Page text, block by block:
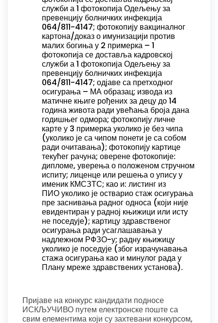
служби а 1 фотокопија Одељењу за
превенцију болничких инфекција
064/811-4147; фотокопију вакциналног
картона/доказ о имунизацији против
малих богиња у 2 примерка – 1
фотокопија се доставља кадровској
служби а 1 фотокопија Одељењу за
превенцију болничких инфекција
064/811-4147; одјаве са претходног
осигурања – МА образац; извода из
матичне књиге рођених за децу до 14
година живота ради увећања броја дана
годишњег одмора; фотокопију личне
карте у 3 примерка уколико је без чипа
(уколико је са чипом понети је са собом
ради очитавања); фотокопију картице
текућег рачуна; оверене фотокопије:
дипломе, уверења о положеном стручном
испиту; лиценце или решења о упису у
именик КМСЗТС; као и: листинг из
ПИО уколико је остварио стаж осигурања
пре заснивања радног односа (који није
евидентиран у радној књижици или исту
не поседује); картицу здравственог
осигурања ради усаглашавања у
надлежном РФЗО-у; радну књижицу
уколико је поседује (због израчунавања
стажа осигурања као и минулог рада у
Плану мреже здравствених установа).
Пријаве на конкурс кандидати подносе
ИСКЉУЧИВО путем електронске поште са
свим елементима који су захтевани конкурсом,